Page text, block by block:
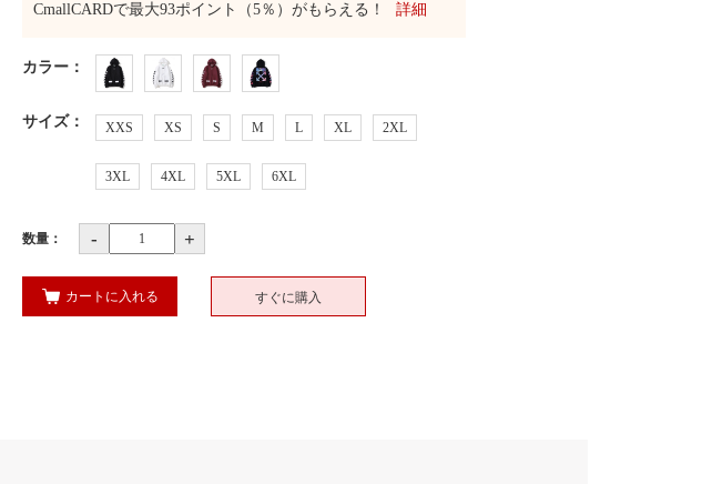
CmallCARDで最大93ポイント（5％）がもらえる！ 詳細
カラー ：
サイズ： XXS XS S M L XL 2XL
3XL 4XL 5XL 6XL
数量： - +
カートに入れる すぐに購入